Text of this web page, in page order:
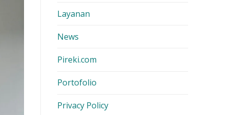
Layanan
News
Pireki.com
Portofolio
Privacy Policy